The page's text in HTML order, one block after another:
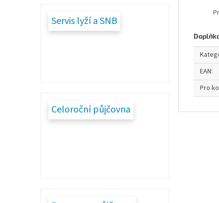
Servis lyží a SNB
Celoroční půjčovna
EAN:
Pro